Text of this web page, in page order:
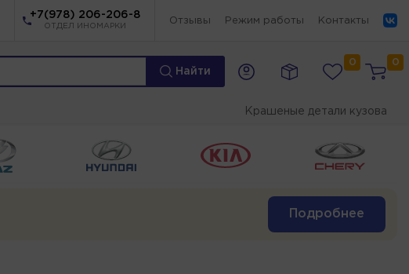
+7(978) 206-206-8
ОТДЕЛ ИНОМАРКИ
Отзывы Режим работы Контакты
Найти
0 0
Крашеные детали кузова
Подробнее